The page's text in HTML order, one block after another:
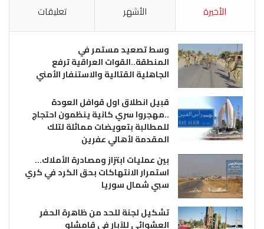
الأخيرة الأشهر تعليقات
وسط تصعيد مستمر في
المنطقة..القوات العراقية ترفع
الجاهلية القتالية والاستنفار الأمني
قبيل انطلاق اول قوافل العودة
..مهجروا سري كانية ينظمون احتجاج
للمطالبة بتعويضات مماثلة لتلك
المقدمة لأهالي عفرين
بين عمليات ابتزاز ومصادرة الأملاك…
استمرار الانتهاكات بحق الكرد في كري
سبي شمال سوريا
تشكيل لجنة للحد من ظاهرة الحفر
العشوائي للآبار في قامشلو